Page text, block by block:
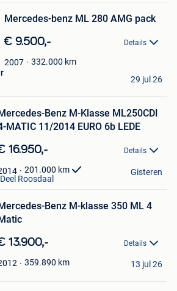
Mercedes-benz ML 280 AMG pack
€ 9.500,- Details
2007 332.000 km
29 jul 26
Benz M-Klasse ML250CDI
MATIC 11/2014 EURO 6b LEDE
16.950,- Details
201.000 km
Roosdaal
Gisteren
Benz M-klasse 350 ML 4
13.900,- Details
359.890 km 13 jul 26